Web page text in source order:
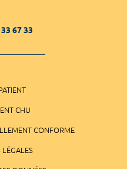
67 33
CHU
CONFORME